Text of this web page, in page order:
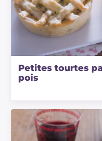
Petites tourtes
pois